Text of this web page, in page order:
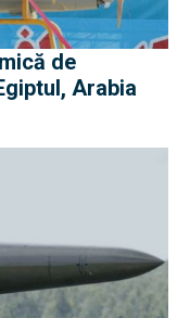
de
Arabia